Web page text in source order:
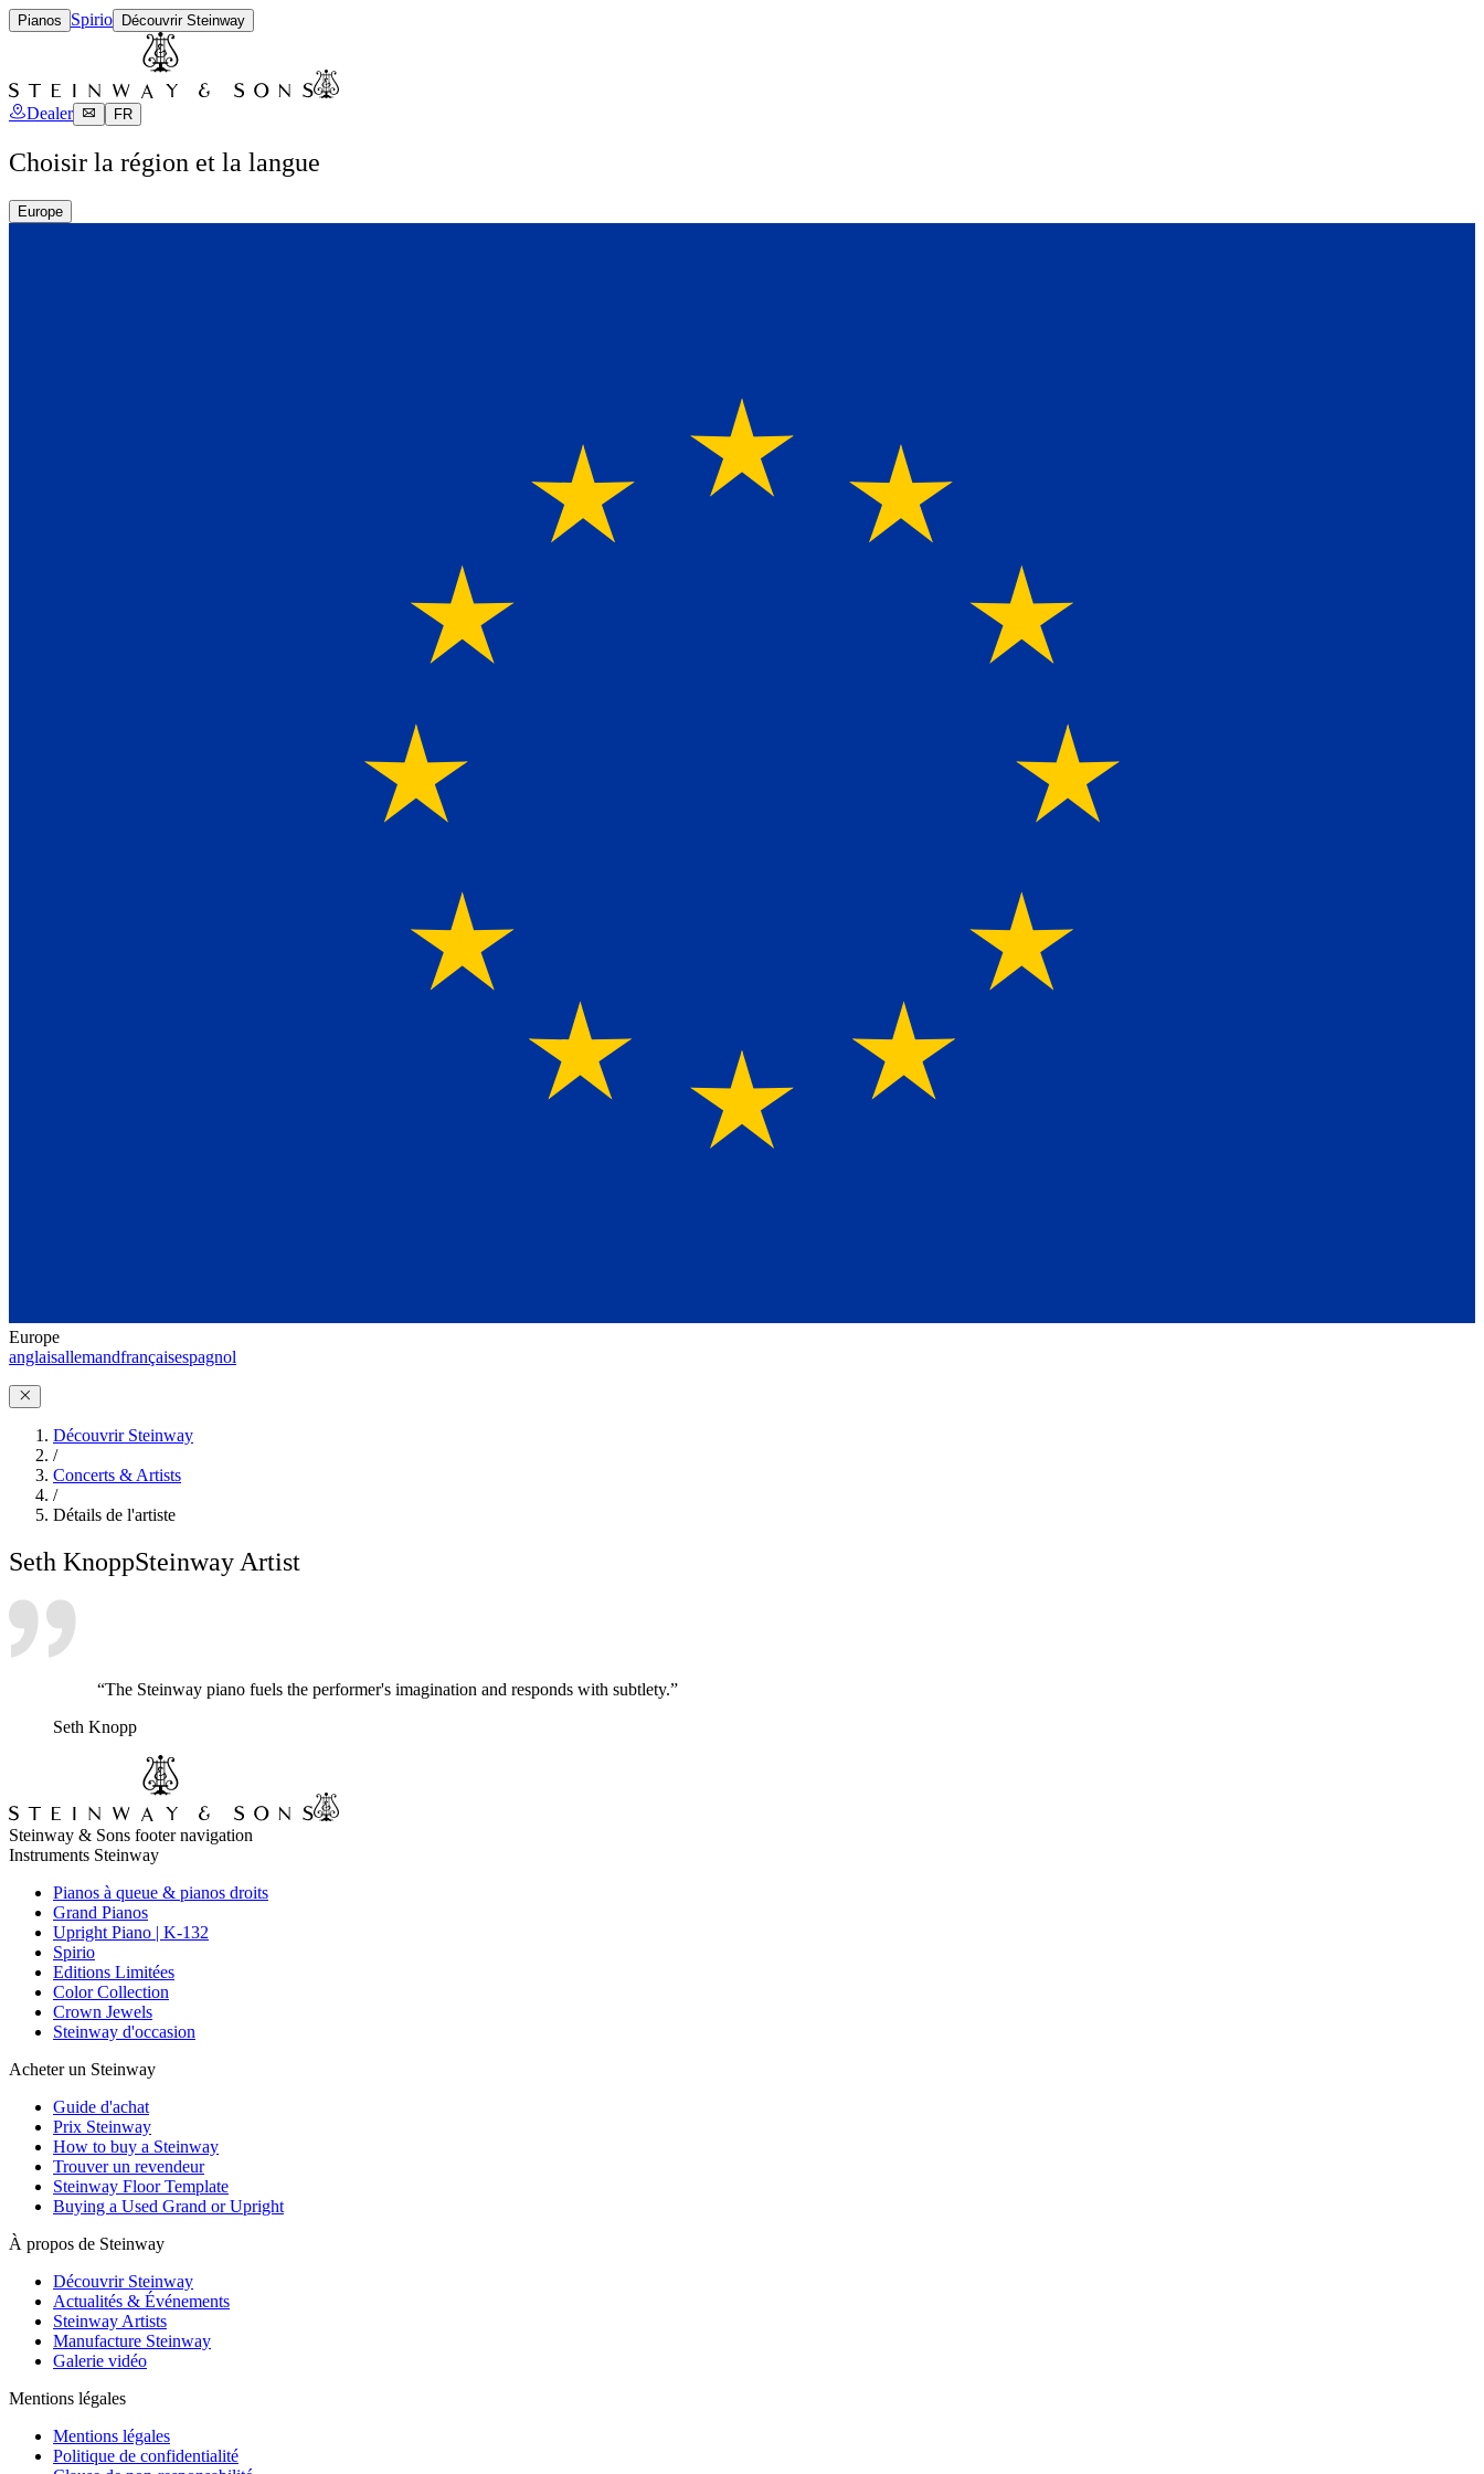
Pianos Spirio Découvrir Steinway
Dealer FR
Choisir la région et la langue
Europe
Europe
anglaisallemandfrançaisespagnol
Découvrir Steinway
/
Concerts & Artists
/
Détails de l'artiste
Seth KnoppSteinway Artist
“The Steinway piano fuels the performer's imagination and responds with subtlety.”
Seth Knopp
Steinway & Sons footer navigation
Instruments Steinway
Pianos à queue & pianos droits
Grand Pianos
Upright Piano | K-132
Spirio
Editions Limitées
Color Collection
Crown Jewels
Steinway d'occasion
Acheter un Steinway
Guide d'achat
Prix Steinway
How to buy a Steinway
Trouver un revendeur
Steinway Floor Template
Buying a Used Grand or Upright
À propos de Steinway
Découvrir Steinway
Actualités & Événements
Steinway Artists
Manufacture Steinway
Galerie vidéo
Mentions légales
Mentions légales
Politique de confidentialité